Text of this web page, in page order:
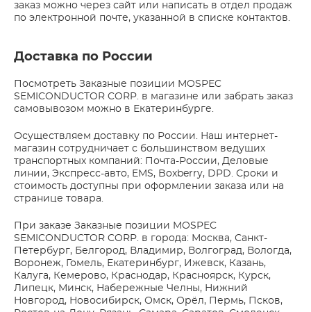
заказ можно через сайт или написать в отдел продаж
по электронной почте, указанной в списке контактов.
Доставка по России
Посмотреть Заказные позиции MOSPEC
SEMICONDUCTOR CORP. в магазине или забрать заказ
самовывозом можно в Екатеринбурге.
Осуществляем доставку по России. Наш интернет-
магазин сотрудничает с большинством ведущих
транспортных компаний: Почта-России, Деловые
линии, Экспресс-авто, EMS, Boxberry, DPD. Сроки и
стоимость доступны при оформлении заказа или на
странице товара.
При заказе Заказные позиции MOSPEC
SEMICONDUCTOR CORP. в города: Москва, Санкт-
Петербург, Белгород, Владимир, Волгоград, Вологда,
Воронеж, Гомель, Екатеринбург, Ижевск, Казань,
Калуга, Кемерово, Краснодар, Красноярск, Курск,
Липецк, Минск, Набережные Челны, Нижний
Новгород, Новосибирск, Омск, Орёл, Пермь, Псков,